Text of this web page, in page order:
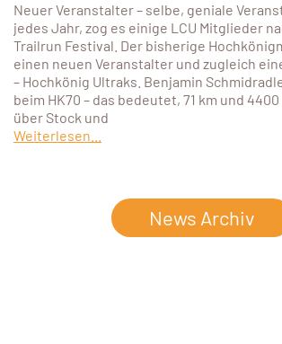
Neuer Veranstalter – selbe, geniale
jedes Jahr, zog es einige LCU Mitglieder
Trailrun Festival. Der bisherige
einen neuen Veranstalter und zugleich
– Hochkönig Ultraks. Benjamin
beim HK70 – das bedeutet, 71 km und
über Stock und
Weiterlesen...
News Archiv